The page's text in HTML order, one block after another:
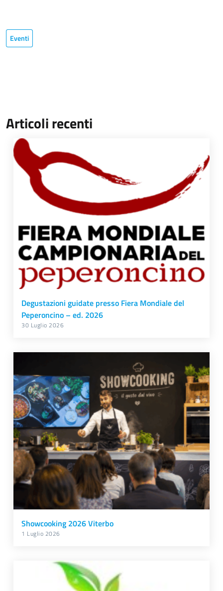
Eventi
Articoli recenti
Degustazioni guidate presso Fiera Mondiale del
Peperoncino – ed. 2026
30 Luglio 2026
Showcooking 2026 Viterbo
1 Luglio 2026